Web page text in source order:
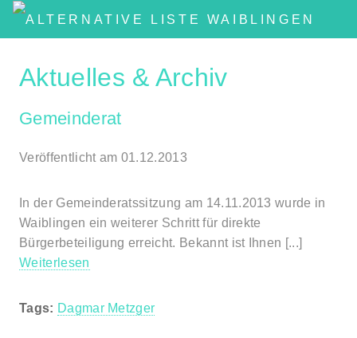
Aktuelles & Archiv
Gemeinderat
Veröffentlicht am 01.12.2013
In der Gemeinderatssitzung am 14.11.2013 wurde in
Waiblingen ein weiterer Schritt für direkte
Bürgerbeteiligung erreicht. Bekannt ist Ihnen [...]
Weiterlesen
Tags: Dagmar Metzger